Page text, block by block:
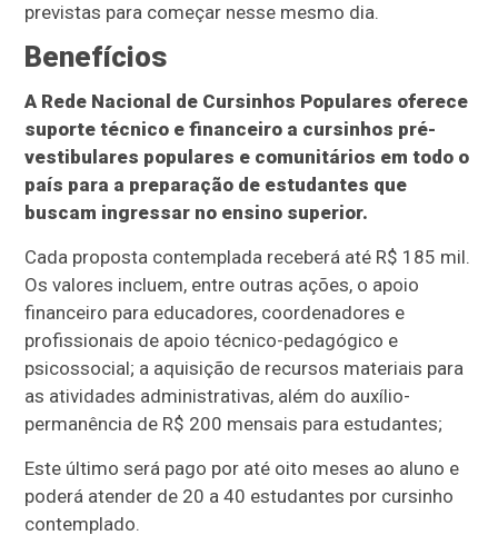
previstas para começar nesse mesmo dia.
Benefícios
A Rede Nacional de Cursinhos Populares oferece
suporte técnico e financeiro a cursinhos pré-
vestibulares populares e comunitários em todo o
país para a preparação de estudantes que
buscam ingressar no ensino superior.
Cada proposta contemplada receberá até R$ 185 mil.
Os valores incluem, entre outras ações, o apoio
financeiro para educadores, coordenadores e
profissionais de apoio técnico-pedagógico e
psicossocial; a aquisição de recursos materiais para
as atividades administrativas, além do auxílio-
permanência de R$ 200 mensais para estudantes;
Este último será pago por até oito meses ao aluno e
poderá atender de 20 a 40 estudantes por cursinho
contemplado.